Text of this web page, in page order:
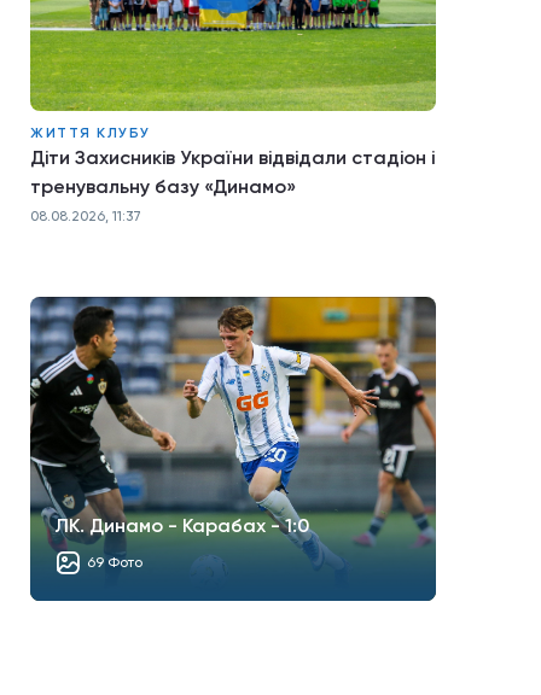
ЖИТТЯ КЛУБУ
Діти Захисників України відвідали стадіон і
тренувальну базу «Динамо»
08.08.2026, 11:37
ЛК. Динамо - Карабах - 1:0
69 Фото